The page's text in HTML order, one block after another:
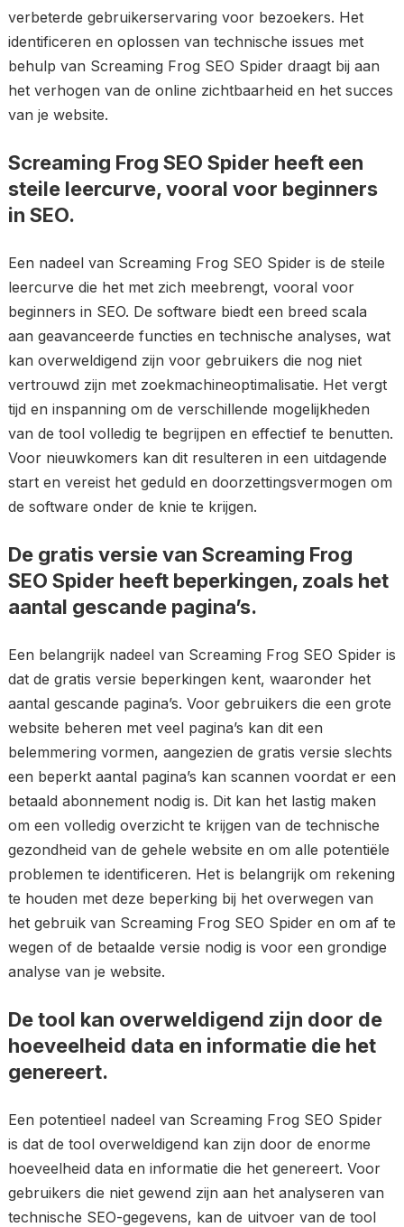
verbeterde gebruikerservaring voor bezoekers. Het
identificeren en oplossen van technische issues met
behulp van Screaming Frog SEO Spider draagt bij aan
het verhogen van de online zichtbaarheid en het succes
van je website.
Screaming Frog SEO Spider heeft een
steile leercurve, vooral voor beginners
in SEO.
Een nadeel van Screaming Frog SEO Spider is de steile
leercurve die het met zich meebrengt, vooral voor
beginners in SEO. De software biedt een breed scala
aan geavanceerde functies en technische analyses, wat
kan overweldigend zijn voor gebruikers die nog niet
vertrouwd zijn met zoekmachineoptimalisatie. Het vergt
tijd en inspanning om de verschillende mogelijkheden
van de tool volledig te begrijpen en effectief te benutten.
Voor nieuwkomers kan dit resulteren in een uitdagende
start en vereist het geduld en doorzettingsvermogen om
de software onder de knie te krijgen.
De gratis versie van Screaming Frog
SEO Spider heeft beperkingen, zoals het
aantal gescande pagina’s.
Een belangrijk nadeel van Screaming Frog SEO Spider is
dat de gratis versie beperkingen kent, waaronder het
aantal gescande pagina’s. Voor gebruikers die een grote
website beheren met veel pagina’s kan dit een
belemmering vormen, aangezien de gratis versie slechts
een beperkt aantal pagina’s kan scannen voordat er een
betaald abonnement nodig is. Dit kan het lastig maken
om een volledig overzicht te krijgen van de technische
gezondheid van de gehele website en om alle potentiële
problemen te identificeren. Het is belangrijk om rekening
te houden met deze beperking bij het overwegen van
het gebruik van Screaming Frog SEO Spider en om af te
wegen of de betaalde versie nodig is voor een grondige
analyse van je website.
De tool kan overweldigend zijn door de
hoeveelheid data en informatie die het
genereert.
Een potentieel nadeel van Screaming Frog SEO Spider
is dat de tool overweldigend kan zijn door de enorme
hoeveelheid data en informatie die het genereert. Voor
gebruikers die niet gewend zijn aan het analyseren van
technische SEO-gegevens, kan de uitvoer van de tool